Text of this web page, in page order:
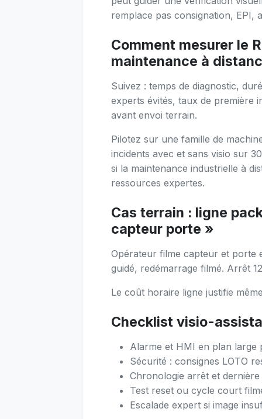
remplace pas consignation, EPI,
Comment mesurer le
maintenance à
Suivez : temps de diagnostic,
experts évités, taux de première
avant envoi terrain.
Pilotez sur une famille de
incidents avec et sans visio sur
si la maintenance industrielle à
ressources expertes.
Cas terrain : ligne
capteur porte »
Opérateur filme capteur et porte
guidé, redémarrage filmé. Arrêt
Le coût horaire ligne justifie
Checklist visio-
Alarme et HMI en plan large
Sécurité : consignes LOTO
Chronologie arrêt et
Test reset ou cycle court
Escalade expert si image